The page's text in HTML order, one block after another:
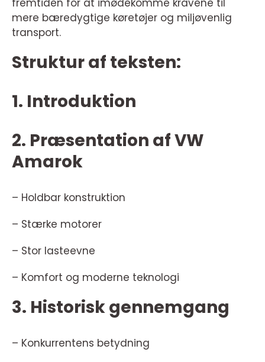
fremtiden for at imødekomme kravene til
mere bæredygtige køretøjer og miljøvenlig
transport.
Struktur af teksten:
1. Introduktion
2. Præsentation af VW
Amarok
– Holdbar konstruktion
– Stærke motorer
– Stor lasteevne
– Komfort og moderne teknologi
3. Historisk gennemgang
– Konkurrentens betydning